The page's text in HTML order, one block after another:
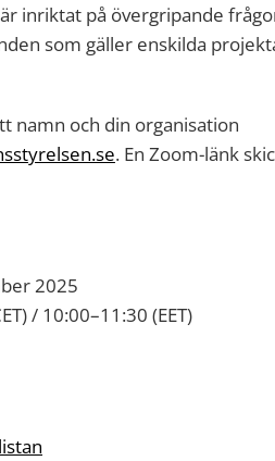
inriktat på övergripande
som gäller enskilda
namn och din organisation
. En Zoom-länk
2025
/ 10:00–11:30 (EET)